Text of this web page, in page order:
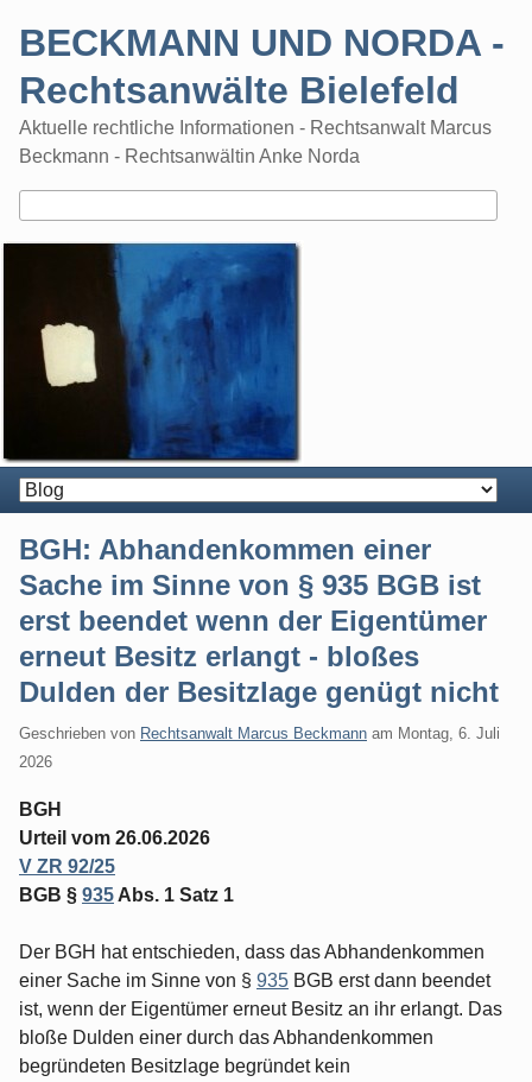
BECKMANN UND NORDA -
Rechtsanwälte Bielefeld
Aktuelle rechtliche Informationen - Rechtsanwalt Marcus
Beckmann - Rechtsanwältin Anke Norda
BGH: Abhandenkommen einer
Sache im Sinne von § 935 BGB ist
erst beendet wenn der Eigentümer
erneut Besitz erlangt - bloßes
Dulden der Besitzlage genügt nicht
Geschrieben von Rechtsanwalt Marcus Beckmann am Montag, 6. Juli
2026
BGH
Urteil vom 26.06.2026
V ZR 92/25
BGB § 935 Abs. 1 Satz 1
Der BGH hat entschieden, dass das Abhandenkommen
einer Sache im Sinne von § 935 BGB erst dann beendet
ist, wenn der Eigentümer erneut Besitz an ihr erlangt. Das
bloße Dulden einer durch das Abhandenkommen
begründeten Besitzlage begründet kein